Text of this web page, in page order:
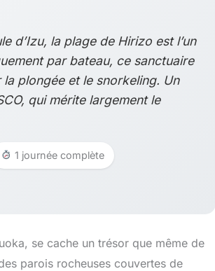
d’Izu, la plage de Hirizo est l’un
par bateau, ce sanctuaire
plongée et le snorkeling. Un
qui mérite largement le
1 journée complète
se cache un trésor que même de
parois rocheuses couvertes de